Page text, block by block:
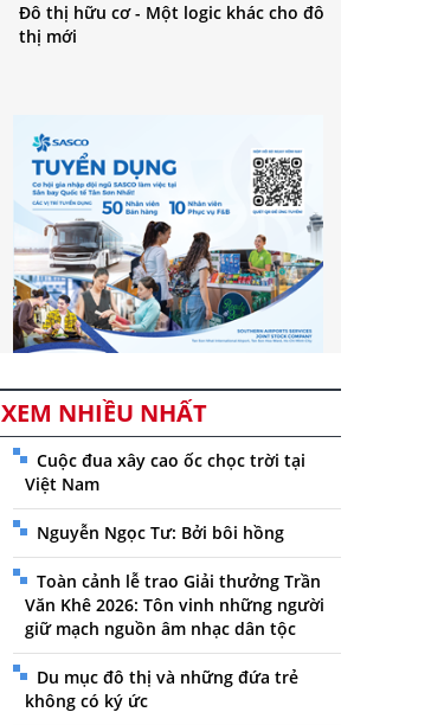
Đô thị hữu cơ - Một logic khác cho đô
thị mới
XEM NHIỀU NHẤT
Cuộc đua xây cao ốc chọc trời tại
Việt Nam
Nguyễn Ngọc Tư: Bởi bôi hồng
Toàn cảnh lễ trao Giải thưởng Trần
Văn Khê 2026: Tôn vinh những người
giữ mạch nguồn âm nhạc dân tộc
Du mục đô thị và những đứa trẻ
không có ký ức